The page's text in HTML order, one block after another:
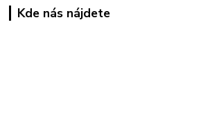
Kde nás nájdete